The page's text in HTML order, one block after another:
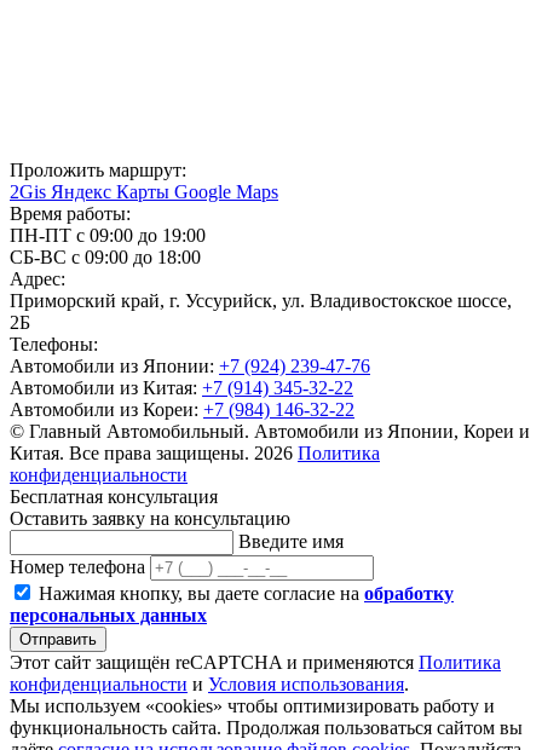
Проложить маршрут:
2Gis Яндекс Карты Google Maps
Время работы:
ПН-ПТ с 09:00 до 19:00
СБ-ВС с 09:00 до 18:00
Адрес:
Приморский край, г. Уссурийск, ул. Владивостокское шоссе,
2Б
Телефоны:
Автомобили из Японии: +7 (924) 239-47-76
Автомобили из Китая: +7 (914) 345-32-22
Автомобили из Кореи: +7 (984) 146-32-22
© Главный Автомобильный. Автомобили из Японии, Кореи и
Китая. Все права защищены. 2026 Политика
конфиденциальности
Бесплатная консультация
Оставить заявку на консультацию
Введите имя
Номер телефона
Нажимая кнопку, вы даете согласие на обработку
персональных данных
Отправить
Этот сайт защищён reCAPTCHA и применяются Политика
конфиденциальности и Условия использования.
Мы используем «cookies» чтобы оптимизировать работу и
функциональность сайта. Продолжая пользоваться сайтом вы